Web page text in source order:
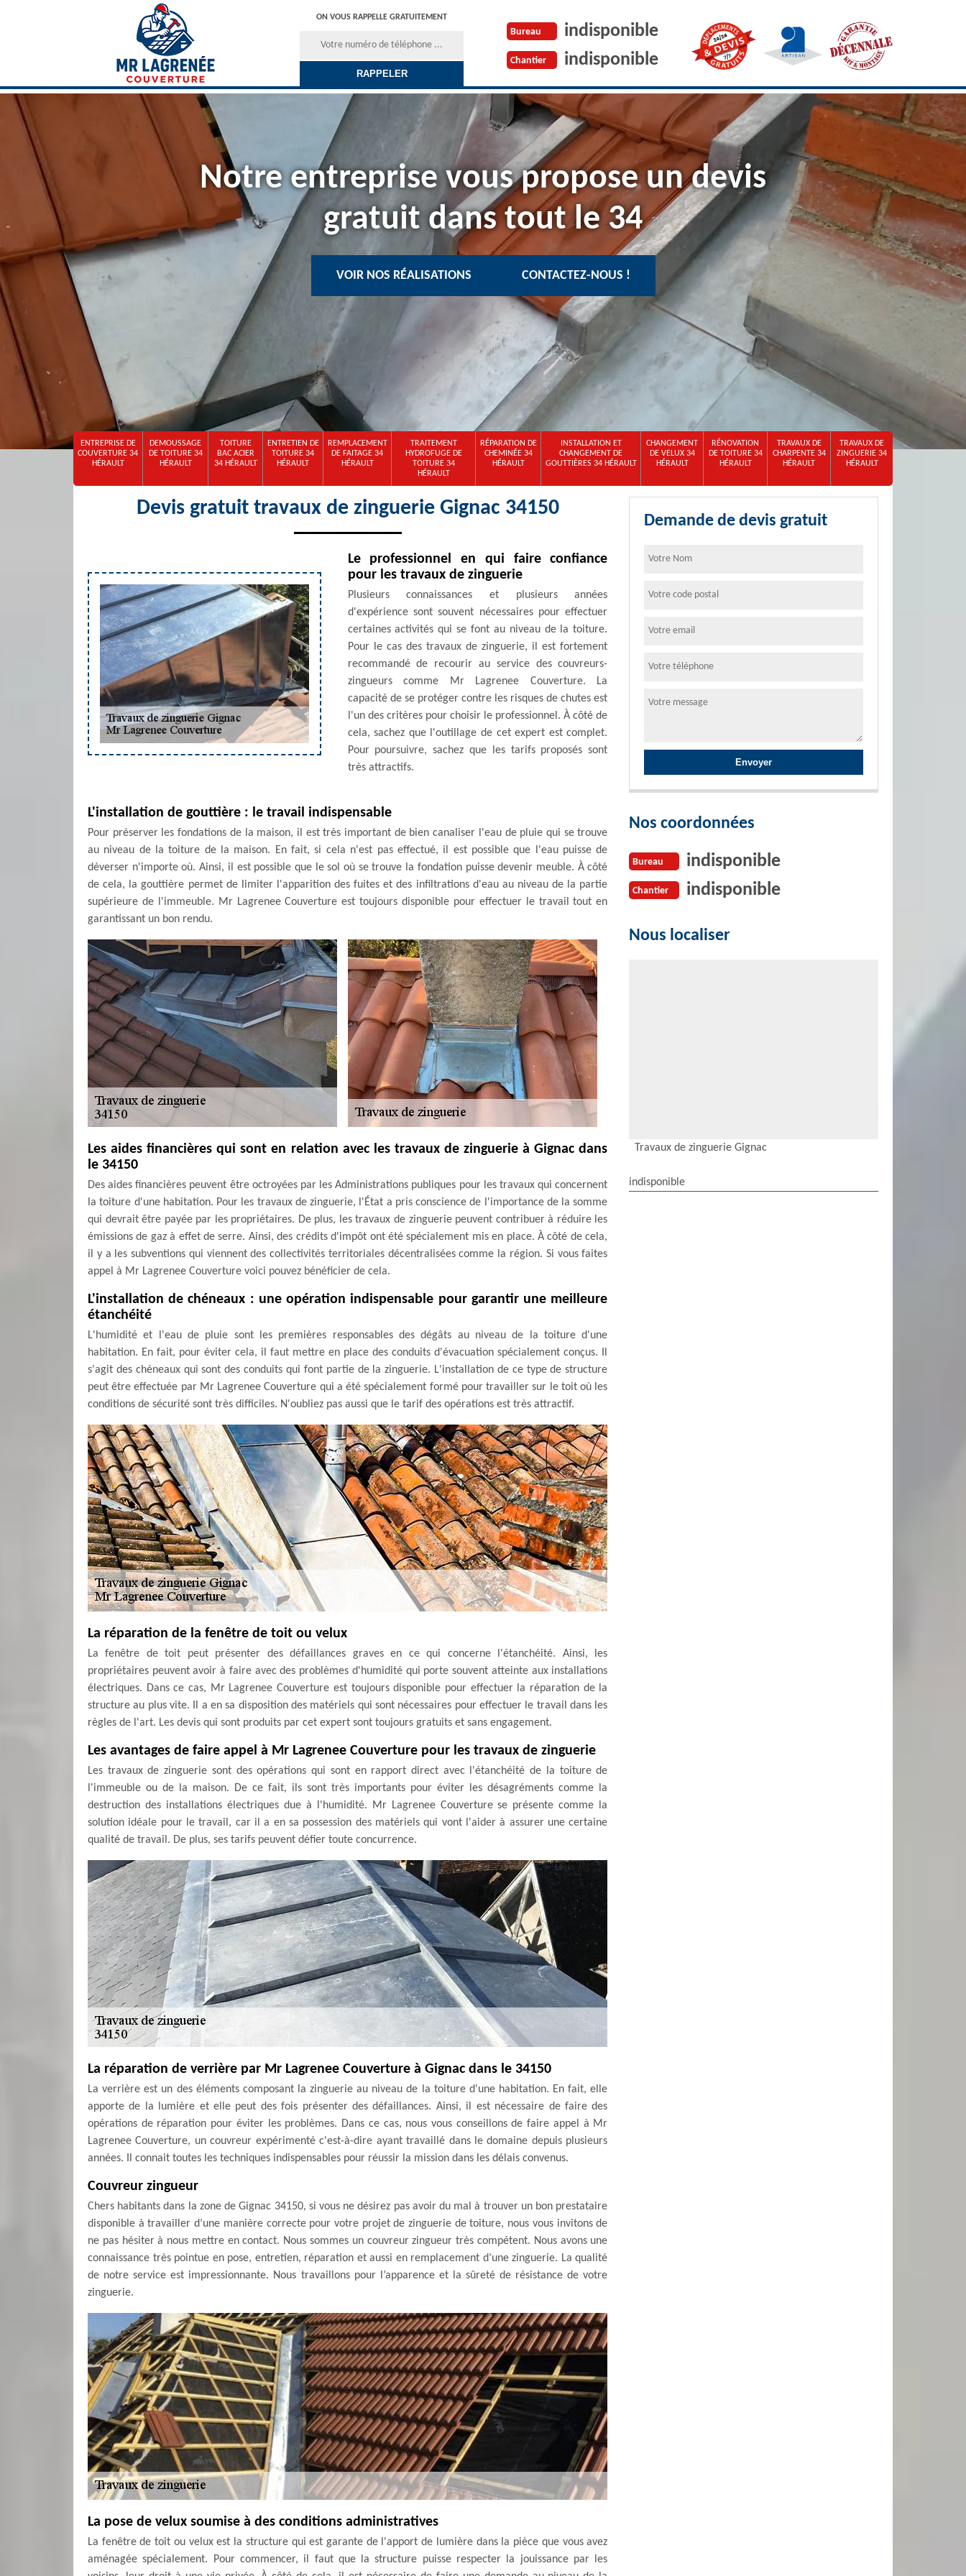
ON VOUS RAPPELLE GRATUITEMENT
Bureau indisponible
Chantier indisponible
Notre entreprise vous propose un devis
gratuit dans tout le 34
VOIR NOS RÉALISATIONS CONTACTEZ-NOUS !
ENTREPRISE DE
COUVERTURE 34
HÉRAULT
DEMOUSSAGE
DE TOITURE 34
HÉRAULT
TOITURE
BAC ACIER
34 HÉRAULT
ENTRETIEN DE
TOITURE 34
HÉRAULT
REMPLACEMENT
DE FAITAGE 34
HÉRAULT
TRAITEMENT
HYDROFUGE DE
TOITURE 34
HÉRAULT
RÉPARATION DE
CHEMINÉE 34
HÉRAULT
INSTALLATION ET
CHANGEMENT DE
GOUTTIÈRES 34 HÉRAULT
CHANGEMENT
DE VELUX 34
HÉRAULT
RÉNOVATION
DE TOITURE 34
HÉRAULT
TRAVAUX DE
CHARPENTE 34
HÉRAULT
TRAVAUX DE
ZINGUERIE 34
HÉRAULT
Devis gratuit travaux de zinguerie Gignac 34150
Le professionnel en qui faire confiance
pour les travaux de zinguerie
Plusieurs connaissances et plusieurs années
d'expérience sont souvent nécessaires pour effectuer
certaines activités qui se font au niveau de la toiture.
Pour le cas des travaux de zinguerie, il est fortement
recommandé de recourir au service des couvreurs-
zingueurs comme Mr Lagrenee Couverture. La
capacité de se protéger contre les risques de chutes est
l'un des critères pour choisir le professionnel. À côté de
cela, sachez que l'outillage de cet expert est complet.
Pour poursuivre, sachez que les tarifs proposés sont
très attractifs.
L'installation de gouttière : le travail indispensable
Pour préserver les fondations de la maison, il est très important de bien canaliser l'eau de pluie qui se trouve
au niveau de la toiture de la maison. En fait, si cela n'est pas effectué, il est possible que l'eau puisse de
déverser n'importe où. Ainsi, il est possible que le sol où se trouve la fondation puisse devenir meuble. À côté
de cela, la gouttière permet de limiter l'apparition des fuites et des infiltrations d'eau au niveau de la partie
supérieure de l'immeuble. Mr Lagrenee Couverture est toujours disponible pour effectuer le travail tout en
garantissant un bon rendu.
Les aides financières qui sont en relation avec les travaux de zinguerie à Gignac dans
le 34150
Des aides financières peuvent être octroyées par les Administrations publiques pour les travaux qui concernent
la toiture d'une habitation. Pour les travaux de zinguerie, l'État a pris conscience de l'importance de la somme
qui devrait être payée par les propriétaires. De plus, les travaux de zinguerie peuvent contribuer à réduire les
émissions de gaz à effet de serre. Ainsi, des crédits d'impôt ont été spécialement mis en place. À côté de cela,
il y a les subventions qui viennent des collectivités territoriales décentralisées comme la région. Si vous faites
appel à Mr Lagrenee Couverture voici pouvez bénéficier de cela.
L'installation de chéneaux : une opération indispensable pour garantir une meilleure
étanchéité
L'humidité et l'eau de pluie sont les premières responsables des dégâts au niveau de la toiture d'une
habitation. En fait, pour éviter cela, il faut mettre en place des conduits d'évacuation spécialement conçus. Il
s'agit des chéneaux qui sont des conduits qui font partie de la zinguerie. L'installation de ce type de structure
peut être effectuée par Mr Lagrenee Couverture qui a été spécialement formé pour travailler sur le toit où les
conditions de sécurité sont très difficiles. N'oubliez pas aussi que le tarif des opérations est très attractif.
La réparation de la fenêtre de toit ou velux
La fenêtre de toit peut présenter des défaillances graves en ce qui concerne l'étanchéité. Ainsi, les
propriétaires peuvent avoir à faire avec des problèmes d'humidité qui porte souvent atteinte aux installations
électriques. Dans ce cas, Mr Lagrenee Couverture est toujours disponible pour effectuer la réparation de la
structure au plus vite. Il a en sa disposition des matériels qui sont nécessaires pour effectuer le travail dans les
règles de l'art. Les devis qui sont produits par cet expert sont toujours gratuits et sans engagement.
Les avantages de faire appel à Mr Lagrenee Couverture pour les travaux de zinguerie
Les travaux de zinguerie sont des opérations qui sont en rapport direct avec l'étanchéité de la toiture de
l'immeuble ou de la maison. De ce fait, ils sont très importants pour éviter les désagréments comme la
destruction des installations électriques due à l'humidité. Mr Lagrenee Couverture se présente comme la
solution idéale pour le travail, car il a en sa possession des matériels qui vont l'aider à assurer une certaine
qualité de travail. De plus, ses tarifs peuvent défier toute concurrence.
La réparation de verrière par Mr Lagrenee Couverture à Gignac dans le 34150
La verrière est un des éléments composant la zinguerie au niveau de la toiture d'une habitation. En fait, elle
apporte de la lumière et elle peut des fois présenter des défaillances. Ainsi, il est nécessaire de faire des
opérations de réparation pour éviter les problèmes. Dans ce cas, nous vous conseillons de faire appel à Mr
Lagrenee Couverture, un couvreur expérimenté c'est-à-dire ayant travaillé dans le domaine depuis plusieurs
années. Il connait toutes les techniques indispensables pour réussir la mission dans les délais convenus.
Couvreur zingueur
Chers habitants dans la zone de Gignac 34150, si vous ne désirez pas avoir du mal à trouver un bon prestataire
disponible à travailler d’une manière correcte pour votre projet de zinguerie de toiture, nous vous invitons de
ne pas hésiter à nous mettre en contact. Nous sommes un couvreur zingueur très compétent. Nous avons une
connaissance très pointue en pose, entretien, réparation et aussi en remplacement d’une zinguerie. La qualité
de notre service est impressionnante. Nous travaillons pour l’apparence et la sûreté de résistance de votre
zinguerie.
La pose de velux soumise à des conditions administratives
La fenêtre de toit ou velux est la structure qui est garante de l'apport de lumière dans la pièce que vous avez
aménagée spécialement. Pour commencer, il faut que la structure puisse respecter la jouissance par les
Demande de devis gratuit
Nos coordonnées
Bureau indisponible
Chantier indisponible
Nous localiser
Travaux de zinguerie Gignac
indisponible